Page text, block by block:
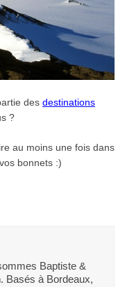
des destinations
?
au moins une fois dans
bonnets :)
Baptiste &
Basés à Bordeaux,